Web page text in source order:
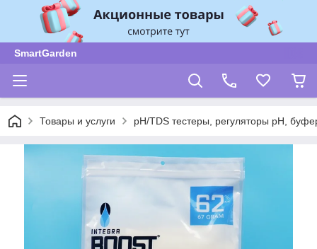
SmartGarden
Товары и услуги pH/TDS тестеры, регуляторы pH,